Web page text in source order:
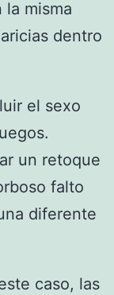
la misma
dentro
el sexo
un retoque
falto
diferente
caso, las